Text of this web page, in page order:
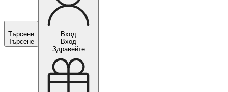
Търсене
Търсене
Вход
Вход
Здравейте